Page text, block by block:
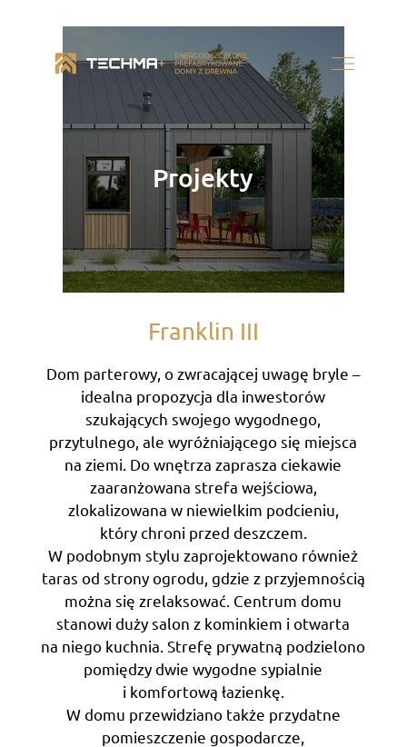
Projekty
Franklin III
Dom parterowy, o zwracającej uwagę bryle –
idealna propozycja dla inwestorów
szukających swojego wygodnego,
przytulnego, ale wyróżniającego się miejsca
na ziemi. Do wnętrza zaprasza ciekawie
zaaranżowana strefa wejściowa,
zlokalizowana w niewielkim podcieniu,
który chroni przed deszczem.
W podobnym stylu zaprojektowano również
taras od strony ogrodu, gdzie z przyjemnością
można się zrelaksować. Centrum domu
stanowi duży salon z kominkiem i otwarta
na niego kuchnia. Strefę prywatną podzielono
pomiędzy dwie wygodne sypialnie
i komfortową łazienkę.
W domu przewidziano także przydatne
pomieszczenie gospodarcze,